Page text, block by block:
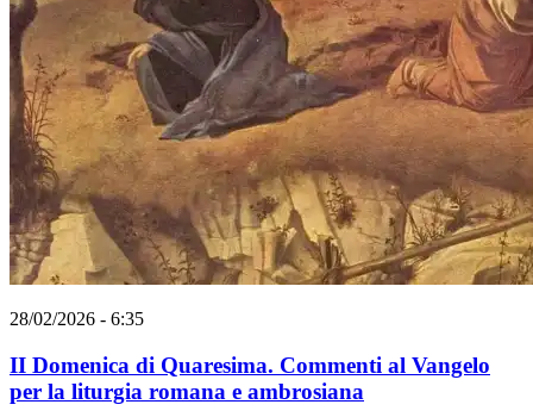
28/02/2026 - 6:35
II Domenica di Quaresima. Commenti al Vangelo
per la liturgia romana e ambrosiana